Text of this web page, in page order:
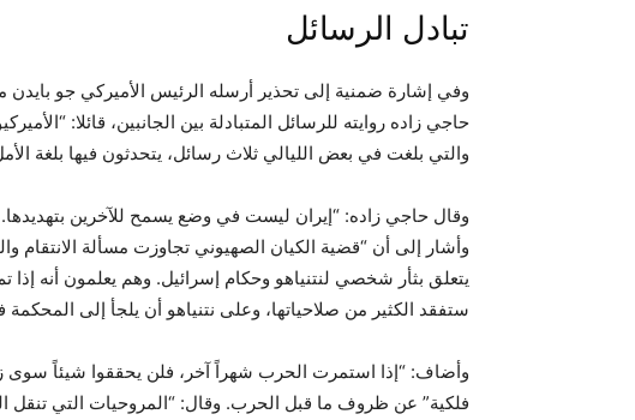
تبادل الرسائل
وفي إشارة ضمنية إلى تحذير أرسله الرئيس الأميركي جو
حاجي زاده روايته للرسائل المتبادلة بين الجانبين، قائلا:
والتي بلغت في بعض الليالي ثلاث رسائل، يتحدثون فيها بلغة
وقال حاجي زاده: “إيران ليست في وضع يسمح للآخرين
وأشار إلى أن “قضية الكيان الصهيوني تجاوزت مسألة الانتقام
يتعلق بثأر شخصي لنتنياهو وحكام إسرائيل. وهم يعلمون أنه إذا
ستفقد الكثير من صلاحياتها، وعلى نتنياهو أن يلجأ إلى المحكمة
وأضاف: “إذا استمرت الحرب شهراً آخر، فلن يحققوا شيئاً سوى
فلكية” عن ظروف ما قبل الحرب. وقال: “المروحيات التي تنقل